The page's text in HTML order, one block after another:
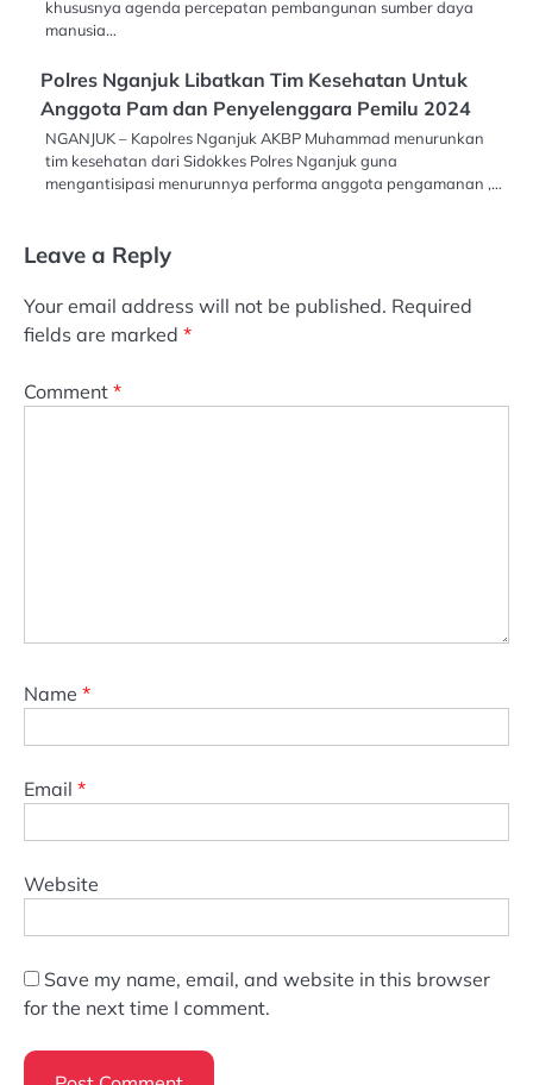
khususnya agenda percepatan pembangunan sumber daya
manusia…
Polres Nganjuk Libatkan Tim Kesehatan Untuk
Anggota Pam dan Penyelenggara Pemilu 2024
NGANJUK – Kapolres Nganjuk AKBP Muhammad menurunkan
tim kesehatan dari Sidokkes Polres Nganjuk guna
mengantisipasi menurunnya performa anggota pengamanan ,…
Leave a Reply
Your email address will not be published. Required
fields are marked *
Comment *
Name *
Email *
Website
Save my name, email, and website in this browser
for the next time I comment.